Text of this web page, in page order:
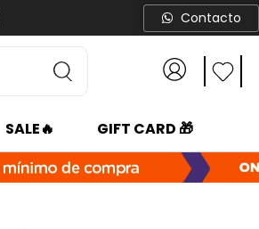
Contacto
SALE🔥 GIFT CARD 🎁